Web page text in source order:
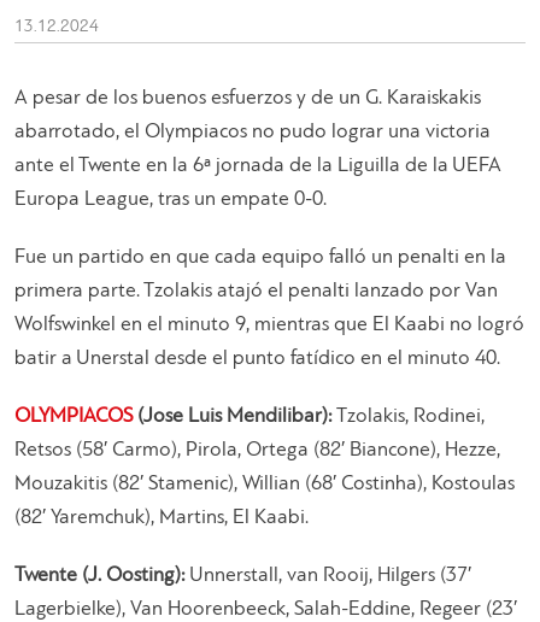
13.12.2024
A pesar de los buenos esfuerzos y de un G. Karaiskakis
abarrotado, el Olympiacos no pudo lograr una victoria
ante el Twente en la 6ª jornada de la Liguilla de la UEFA
Europa League, tras un empate 0-0.
Fue un partido en que cada equipo falló un penalti en la
primera parte. Tzolakis atajó el penalti lanzado por Van
Wolfswinkel en el minuto 9, mientras que El Kaabi no logró
batir a Unerstal desde el punto fatídico en el minuto 40.
OLYMPIACOS (Jose Luis Mendilibar): Tzolakis, Rodinei,
Retsos (58′ Carmo), Pirola, Ortega (82′ Biancone), Hezze,
Mouzakitis (82′ Stamenic), Willian (68′ Costinha), Kostoulas
(82′ Yaremchuk), Martins, El Kaabi.
Twente (J. Oosting): Unnerstall, van Rooij, Hilgers (37′
Lagerbielke), Van Hoorenbeeck, Salah-Eddine, Regeer (23′